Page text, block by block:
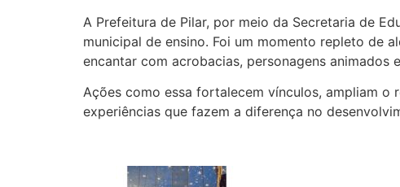
A Prefeitura de Pilar, por meio da Secretaria de
municipal de ensino. Foi um momento repleto de
encantar com acrobacias, personagens animados
Ações como essa fortalecem vínculos, ampliam
experiências que fazem a diferença no